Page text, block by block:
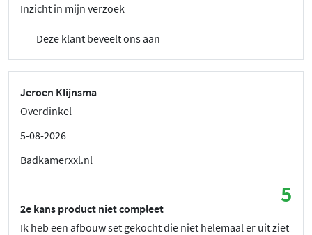
Inzicht in mijn verzoek
Deze klant beveelt ons aan
Jeroen Klijnsma
Overdinkel
5-08-2026
Badkamerxxl.nl
5
2e kans product niet compleet
Ik heb een afbouw set gekocht die niet helemaal er uit ziet